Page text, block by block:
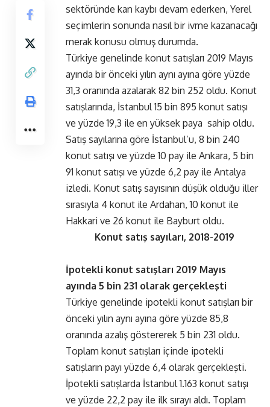
sektöründe kan kaybı devam ederken, Yerel
seçimlerin sonunda nasıl bir ivme kazanacağı
merak konusu olmuş durumda.
Türkiye genelinde konut satışları 2019 Mayıs
ayında bir önceki yılın aynı ayına göre yüzde
31,3 oranında azalarak 82 bin 252 oldu. Konut
satışlarında, İstanbul 15 bin 895 konut satışı
ve yüzde 19,3 ile en yüksek paya sahip oldu.
Satış sayılarına göre İstanbul’u, 8 bin 240
konut satışı ve yüzde 10 pay ile Ankara, 5 bin
91 konut satışı ve yüzde 6,2 pay ile Antalya
izledi. Konut satış sayısının düşük olduğu iller
sırasıyla 4 konut ile Ardahan, 10 konut ile
Hakkari ve 26 konut ile Bayburt oldu.
Konut satış sayıları, 2018-2019
İpotekli konut satışları 2019 Mayıs
ayında 5 bin 231 olarak gerçekleşti
Türkiye genelinde ipotekli konut satışları bir
önceki yılın aynı ayına göre yüzde 85,8
oranında azalış göstererek 5 bin 231 oldu.
Toplam konut satışları içinde ipotekli
satışların payı yüzde 6,4 olarak gerçekleşti.
İpotekli satışlarda İstanbul 1.163 konut satışı
ve yüzde 22,2 pay ile ilk sırayı aldı. Toplam